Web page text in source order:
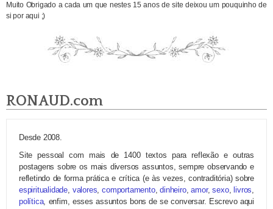
Muito Obrigado a cada um que nestes 15 anos de site deixou um pouquinho de
si por aqui ;)
RONAUD.com
Desde 2008.
Site pessoal com mais de 1400 textos para reflexão e outras
postagens sobre os mais diversos assuntos, sempre observando e
refletindo de forma prática e crítica (e às vezes, contraditória) sobre
espiritualidade, valores,comportamento,dinheiro,amor,sexo, livros,
política, enfim, esses assuntos bons de se conversar. Escrevo aqui